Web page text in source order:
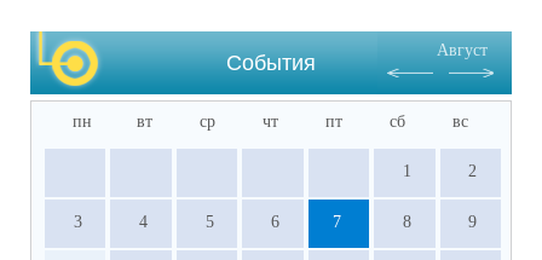
События
Август
пн вт ср чт пт сб вс
1 2
3 4 5 6 7 8 9